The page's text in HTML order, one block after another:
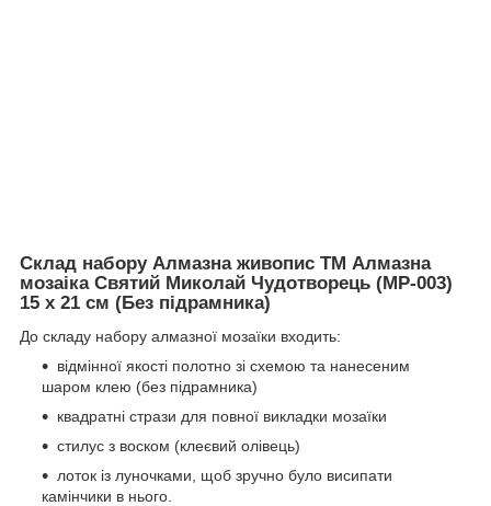
Склад набору Алмазна живопис ТМ Алмазна
мозаіка Святий Миколай Чудотворець (MP-003)
15 х 21 см (Без підрамника)
До складу набору алмазної мозаїки входить:
відмінної якості полотно зі схемою та нанесеним
шаром клею (без підрамника)
квадратні стрази для повної викладки мозаїки
стилус з воском (клеєвий олівець)
лоток із луночками, щоб зручно було висипати
камінчики в нього.